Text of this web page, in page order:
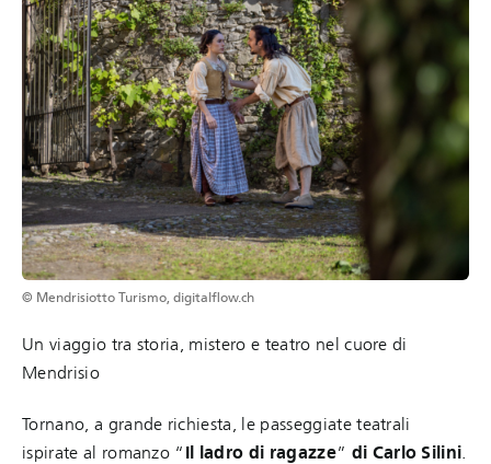
© Mendrisiotto Turismo, digitalflow.ch
Un viaggio tra storia, mistero e teatro nel cuore di
Mendrisio
Tornano, a grande richiesta, le passeggiate teatrali
ispirate al romanzo “ Il ladro di ragazze” di Carlo Silini.